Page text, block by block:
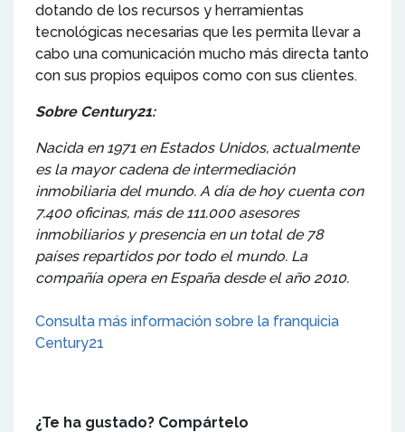
dotando de los recursos y herramientas
tecnológicas necesarias que les permita llevar a
cabo una comunicación mucho más directa tanto
con sus propios equipos como con sus clientes.
Sobre Century21:
Nacida en 1971 en Estados Unidos, actualmente
es la mayor cadena de intermediación
inmobiliaria del mundo. A día de hoy cuenta con
7.400 oficinas, más de 111.000 asesores
inmobiliarios y presencia en un total de 78
países repartidos por todo el mundo. La
compañía opera en España desde el año 2010.
Consulta más información sobre la franquicia
Century21
¿Te ha gustado? Compártelo